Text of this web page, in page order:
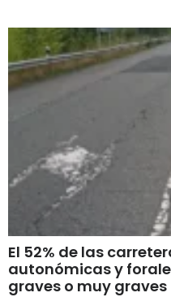
El 52% de las
autonómicas y
graves o muy graves